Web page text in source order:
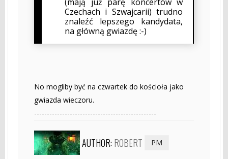
Czechach i Szwajcarii) trudno
znaleźć lepszego kandydata,
na główną gwiazdę :-)
No mogliby być na czwartek do kościoła jako
gwiazda wieczoru.
------------------------------------------------
AUTHOR: ROBERT PM